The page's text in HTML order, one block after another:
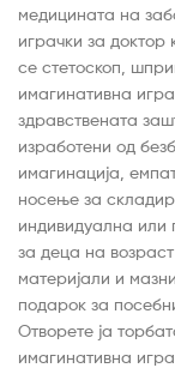
медицината на
играчки за доктор
се стетоскоп,
имагинативна
здравствената
изработени од
имагинација,
носење за
индивидуална или
за деца на
материјали и
подарок за
Отворете ја
имагинативна